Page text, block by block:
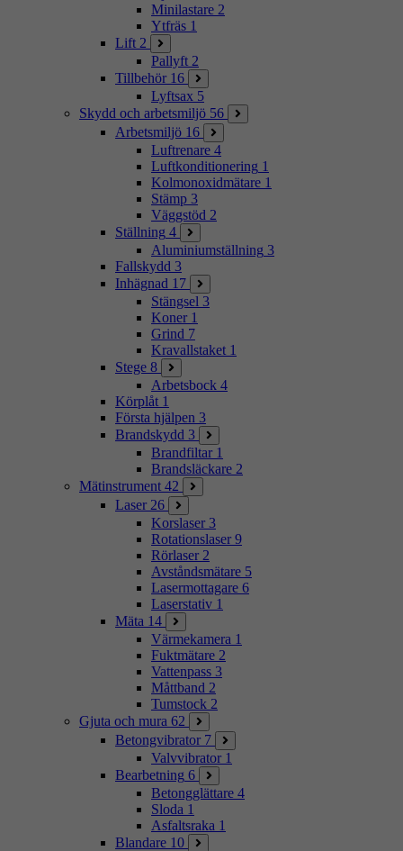
Minilastare 2
Ytfräs 1
Lift 2
Pallyft 2
Tillbehör 16
Lyftsax 5
Skydd och arbetsmiljö 56
Arbetsmiljö 16
Luftrenare 4
Luftkonditionering 1
Kolmonoxidmätare 1
Stämp 3
Väggstöd 2
Ställning 4
Aluminiumställning 3
Fallskydd 3
Inhägnad 17
Stängsel 3
Koner 1
Grind 7
Kravallstaket 1
Stege 8
Arbetsbock 4
Körplåt 1
Första hjälpen 3
Brandskydd 3
Brandfiltar 1
Brandsläckare 2
Mätinstrument 42
Laser 26
Korslaser 3
Rotationslaser 9
Rörlaser 2
Avståndsmätare 5
Lasermottagare 6
Laserstativ 1
Mäta 14
Värmekamera 1
Fuktmätare 2
Vattenpass 3
Måttband 2
Tumstock 2
Gjuta och mura 62
Betongvibrator 7
Valvvibrator 1
Bearbetning 6
Betongglättare 4
Sloda 1
Asfaltsraka 1
Blandare 10